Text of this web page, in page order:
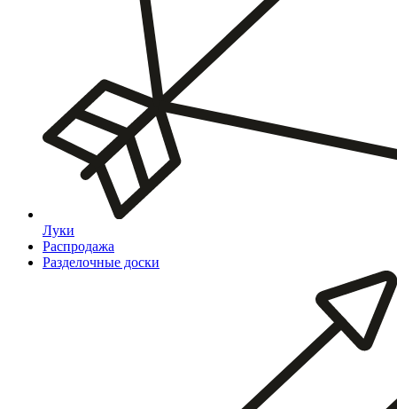
Луки
Распродажа
Разделочные доски